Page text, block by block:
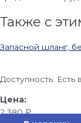
Также с
Запасной шланг,
Доступность: Есть
2 380₽